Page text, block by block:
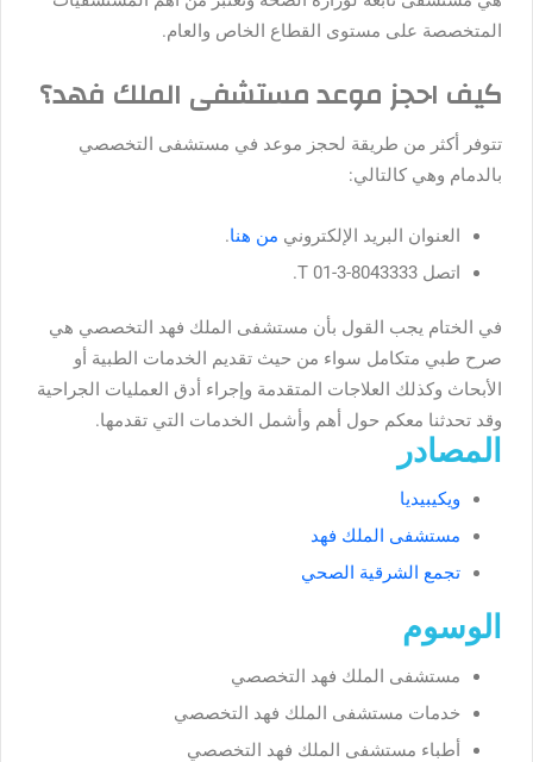
المتخصصة على مستوى القطاع الخاص والعام.
كيف احجز موعد مستشفى الملك فهد؟
تتوفر أكثر من طريقة لحجز موعد في مستشفى التخصصي
بالدمام وهي كالتالي:
العنوان البريد الإلكتروني من هنا.
اتصل T 01-3-8043333.
في الختام يجب القول بأن مستشفى الملك فهد التخصصي هي
صرح طبي متكامل سواء من حيث تقديم الخدمات الطبية أو
الأبحاث وكذلك العلاجات المتقدمة وإجراء أدق العمليات الجراحية
وقد تحدثنا معكم حول أهم وأشمل الخدمات التي تقدمها.
المصادر
ويكيبيديا
مستشفى الملك فهد
تجمع الشرقية الصحي
الوسوم
مستشفى الملك فهد التخصصي
خدمات مستشفى الملك فهد التخصصي
أطباء مستشفى الملك فهد التخصصي